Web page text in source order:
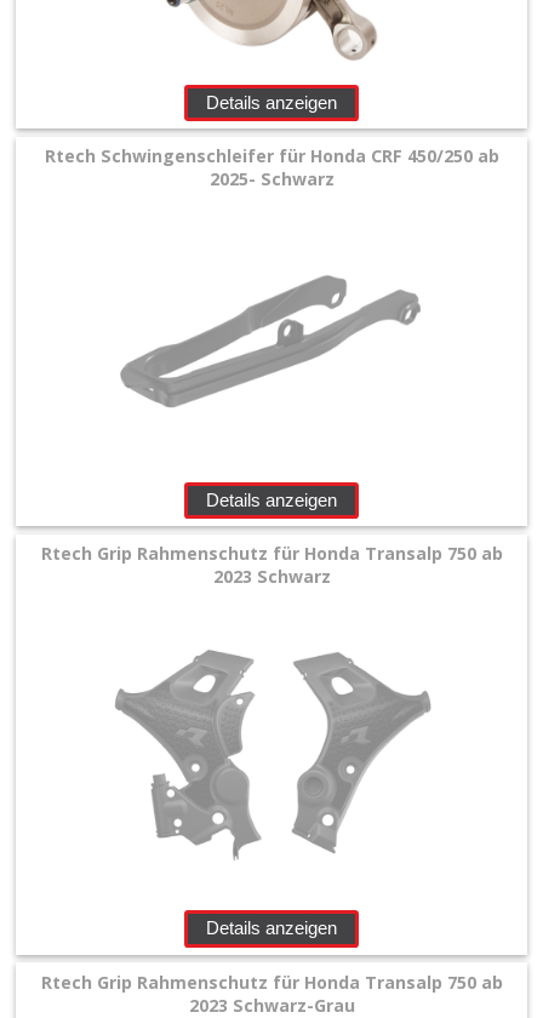
Details anzeigen
Rtech Schwingenschleifer für Honda CRF 450/250 ab
2025- Schwarz
Details anzeigen
Rtech Grip Rahmenschutz für Honda Transalp 750 ab
2023 Schwarz
Details anzeigen
Rtech Grip Rahmenschutz für Honda Transalp 750 ab
2023 Schwarz-Grau